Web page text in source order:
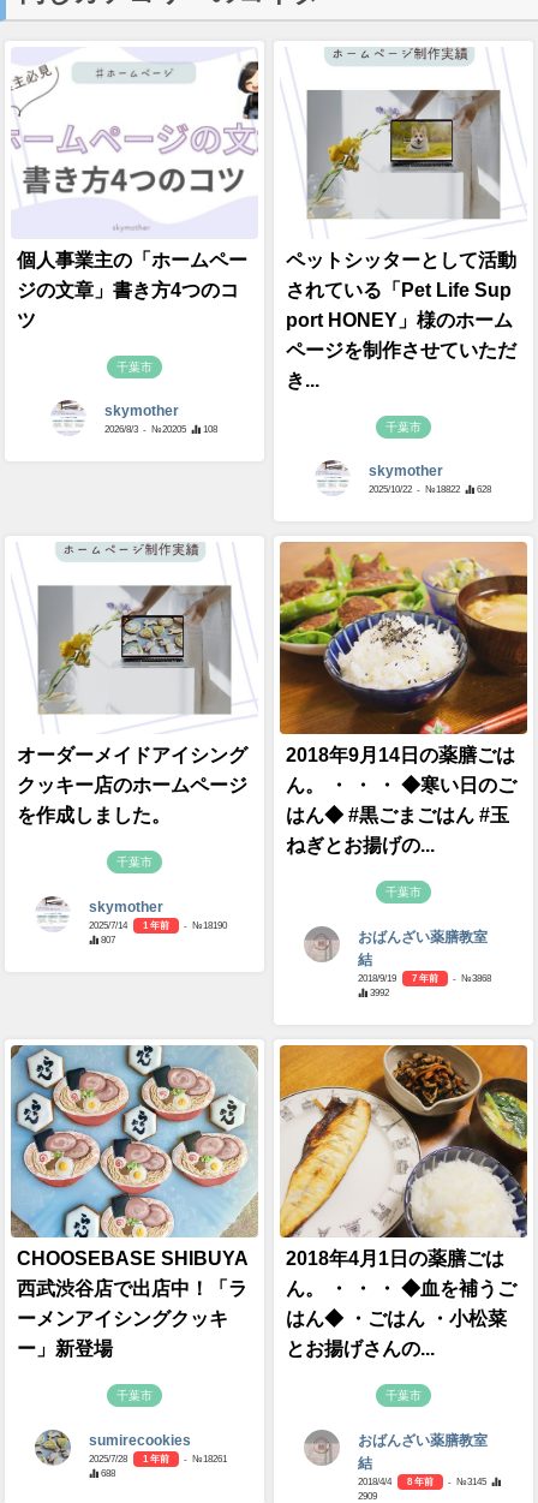
個人事業主の「ホームペー
ジの文章」書き方4つのコ
ツ
千葉市
skymother
2026/8/3 - №20205 108
ペットシッターとして活動
されている「Pet Life Sup
port HONEY」様のホーム
ページを制作させていただ
き...
千葉市
skymother
2025/10/22 - №18822 628
オーダーメイドアイシング
クッキー店のホームページ
を作成しました。
千葉市
skymother
2025/7/14 1 年前
- №18190
807
2018年9月14日の薬膳ごは
ん。 ・ ・ ・ ◆寒い日のご
はん◆ #黒ごまごはん #玉
ねぎとお揚げの...
千葉市
おばんざい薬膳教室
結
2018/9/19 7 年前
- №3868
3992
CHOOSEBASE SHIBUYA
西武渋谷店で出店中！「ラ
ーメンアイシングクッキ
ー」新登場
千葉市
sumirecookies
2025/7/28 1 年前
- №18261
688
2018年4月1日の薬膳ごは
ん。 ・ ・ ・ ◆血を補うご
はん◆ ・ごはん ・小松菜
とお揚げさんの...
千葉市
おばんざい薬膳教室
結
2018/4/4 8 年前
- №3145
2909